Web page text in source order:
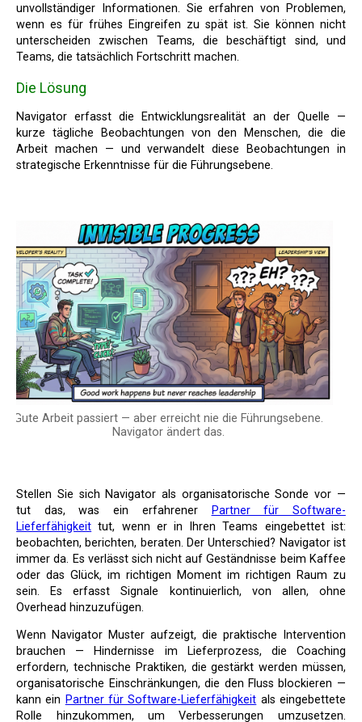
unvollständiger Informationen. Sie erfahren von Problemen,
wenn es für frühes Eingreifen zu spät ist. Sie können nicht
unterscheiden zwischen Teams, die beschäftigt sind, und
Teams, die tatsächlich Fortschritt machen.
Die Lösung
Navigator erfasst die Entwicklungsrealität an der Quelle —
kurze tägliche Beobachtungen von den Menschen, die die
Arbeit machen — und verwandelt diese Beobachtungen in
strategische Erkenntnisse für die Führungsebene.
Gute Arbeit passiert — aber erreicht nie die Führungsebene.
Navigator ändert das.
Stellen Sie sich Navigator als organisatorische Sonde vor —
tut das, was ein erfahrener
Partner für Software-
Lieferfähigkeit tut, wenn er in Ihren Teams eingebettet ist:
beobachten, berichten, beraten. Der Unterschied? Navigator ist
immer da. Es verlässt sich nicht auf Geständnisse beim Kaffee
oder das Glück, im richtigen Moment im richtigen Raum zu
sein. Es erfasst Signale kontinuierlich, von allen, ohne
Overhead hinzuzufügen.
Wenn Navigator Muster aufzeigt, die praktische Intervention
brauchen — Hindernisse im Lieferprozess, die Coaching
erfordern, technische Praktiken, die gestärkt werden müssen,
organisatorische Einschränkungen, die den Fluss blockieren —
kann ein Partner für Software-Lieferfähigkeit als eingebettete
Rolle hinzukommen, um Verbesserungen umzusetzen.